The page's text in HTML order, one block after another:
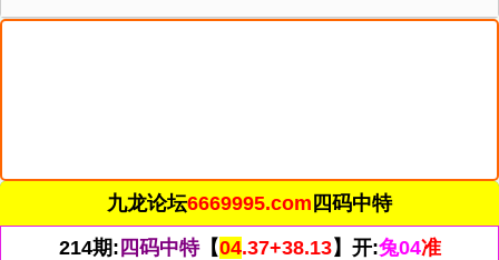
九龙论坛6669995.com 四码中特
214期: 四码中特【04.37+38.13】开:兔04准